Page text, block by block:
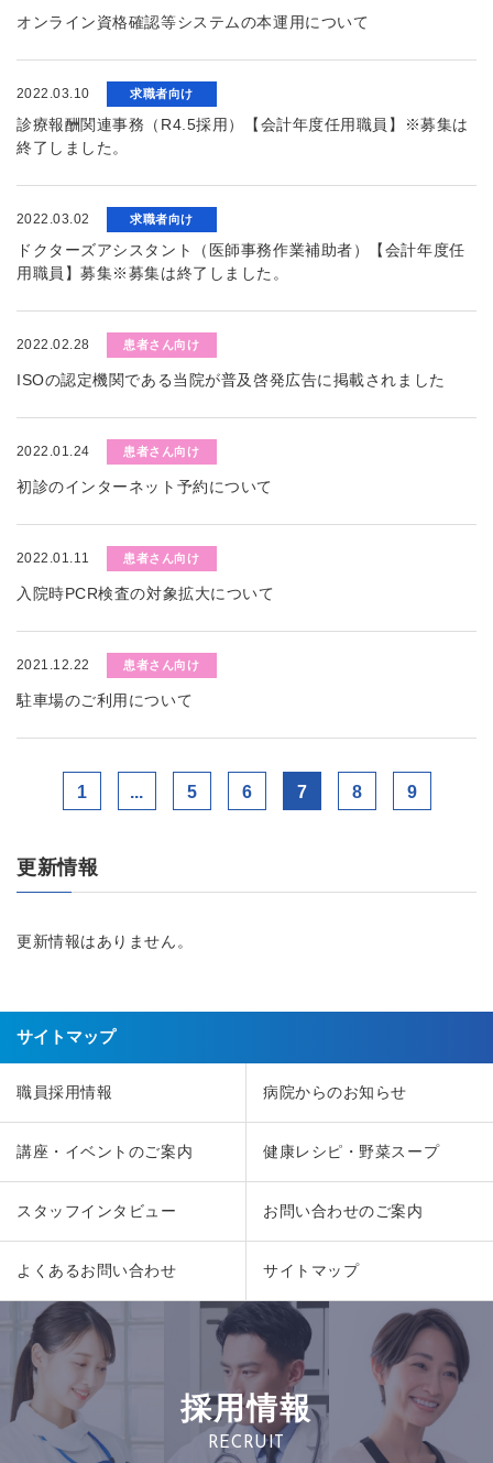
オンライン資格確認等システムの本運用について
2022.03.10 求職者向け
診療報酬関連事務（R4.5採用）【会計年度任用職員】※募集は
終了しました。
2022.03.02 求職者向け
ドクターズアシスタント（医師事務作業補助者）【会計年度任
用職員】募集※募集は終了しました。
2022.02.28 患者さん向け
ISOの認定機関である当院が普及啓発広告に掲載されました
2022.01.24 患者さん向け
初診のインターネット予約について
2022.01.11 患者さん向け
入院時PCR検査の対象拡大について
2021.12.22 患者さん向け
駐車場のご利用について
1 ... 5 6 7 8 9
更新情報
更新情報はありません。
サイトマップ
職員採用情報 病院からのお知らせ
講座・イベントのご案内 健康レシピ・野菜スープ
スタッフインタビュー お問い合わせのご案内
よくあるお問い合わせ サイトマップ
採用情報
RECRUIT